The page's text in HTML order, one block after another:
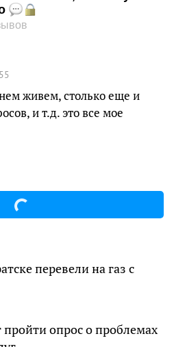
живем, столько еще и
и т.д. это все мое
перевели на газ с
опрос о проблемах